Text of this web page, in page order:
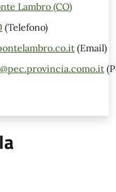
Lambro (CO)
(Telefono)
(Email)